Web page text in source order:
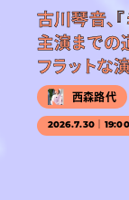
古川琴音、
主演までの
フラットな
西森路代
2026.7.30｜